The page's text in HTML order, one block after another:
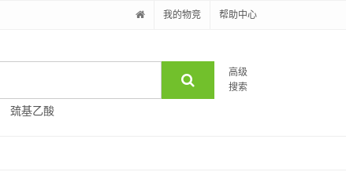
我的物竞 帮助中心
高级
搜索
巯基乙酸